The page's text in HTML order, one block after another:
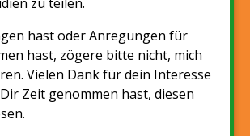
hast oder Anregungen für
hast, zögere bitte nicht, mich
Vielen Dank für dein Interesse
Zeit genommen hast, diesen